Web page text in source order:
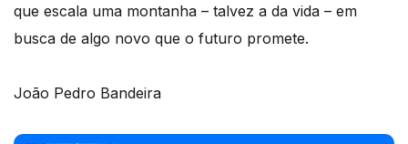
que escala uma montanha – talvez a da vida – em
busca de algo novo que o futuro promete.
João Pedro Bandeira